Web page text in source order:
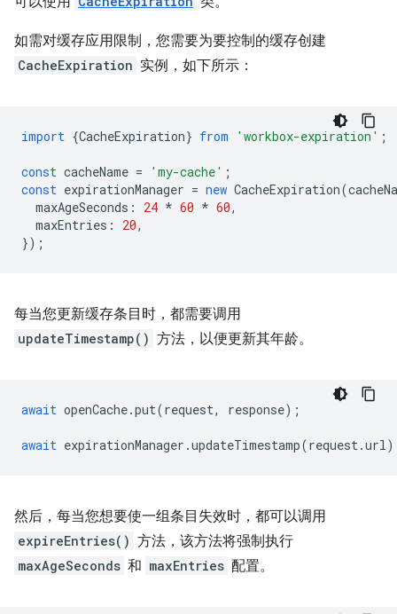
如需对缓存应用限制，您需要为要控制的缓存创建
CacheExpiration 实例，如下所示：
import {CacheExpiration} from 'workbox-expiration' ;
const cacheName = 'my-cache' ;
const expirationManager = new CacheExpiration(
maxAgeSeconds : 24 * 60 * 60,
maxEntries : 20,
});
每当您更新缓存条目时，都需要调用
updateTimestamp() 方法，以便更新其年龄。
await openCache.put(request, response);
await expirationManager .updateTimestamp(request.url
然后，每当您想要使一组条目失效时，都可以调用
expireEntries() 方法，该方法将强制执行
maxAgeSeconds 和 maxEntries 配置。